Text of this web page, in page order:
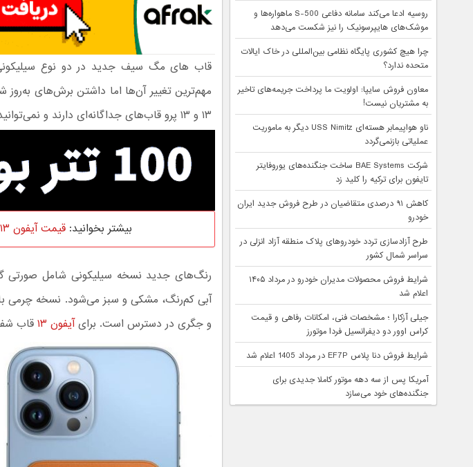
قاب های مگ سیف جدید در دو نوع سیلیکونی
مهم‌ترین تغییر آن‌ها اما داشتن برش‌های
۱۳ و ۱۳ پرو قاب‌های جداگانه‌ای دارند و نمی‌توانید از یک قاب برای هر دو گوشی استفاده کنید.
بیشتر بخوانید: قیمت آیفون ۱۳ در ایران چقدر خواهد بود؟
رنگ‌های جدید نسخه سیلیکونی شامل صورتی
آبی کم‌رنگ، مشکی و سبز می‌شود. نسخه چرمی
و جگری در دسترس است. برایآیفون ۱۳ قاب
روسیه ادعا می‌کند سامانه دفاعی S-500 ماهواره‌ها و
موشک‌های هایپرسونیک را نیز شکست می‌دهد
چرا هیچ کشوری پایگاه نظامی بین‌المللی در خاک ایالات
متحده ندارد؟
معاون فروش سایپا: اولویت ما پرداخت جریمه‌های تاخیر
به مشتریان نیست!
ناو هواپیمابر هسته‌ای USS Nimitz دیگر به ماموریت
عملیاتی بازنمی‌گردد
شرکت BAE Systems ساخت جنگنده‌های یوروفایتر
تایفون برای ترکیه را کلید زد
کاهش ۹۱ درصدی متقاضیان در طرح فروش جدید ایران
خودرو
طرح آزادسازی تردد خودروهای پلاک منطقه آزاد انزلی در
سراسر شمال کشور
شرایط فروش محصولات مدیران خودرو در مرداد ۱۴۰۵
اعلام شد
جیلی آزکارا ؛ مشخصات فنی، امکانات رفاهی و قیمت
کراس اوور دو دیفرانسیل فردا موتورز
شرایط فروش دنا پلاس EF7P در مرداد 1405 اعلام شد
آمریکا پس از سه دهه موتور کاملا جدیدی برای
جنگنده‌های خود می‌سازد